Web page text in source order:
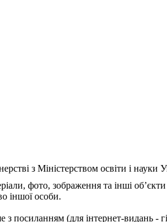
з Міністерством освіти і
фото, зображення та інші
іншої особи.
з посиланням (для інтернет-